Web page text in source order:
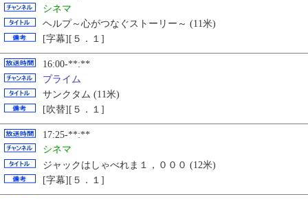
シネマ
ヘルプ～心がつなぐストーリー～ (11米)
[字幕][５．１]
16:00-**:**
プライム
サンクタム (11米)
[吹替][５．１]
17:25-**:**
シネマ
ジャックはしゃべれま１，０００ (12米)
[字幕][５．１]